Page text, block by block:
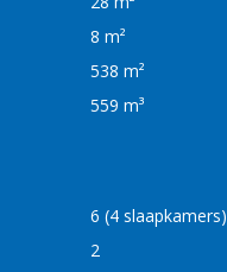
8 m²
538 m²
559 m³
6 (4 slaapkamers)
2